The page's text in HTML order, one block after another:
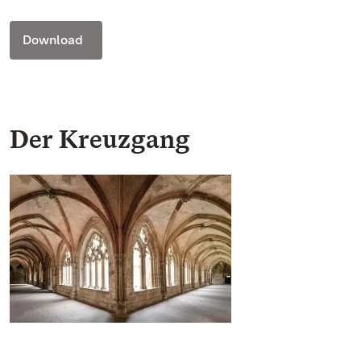
Download
Der Kreuzgang